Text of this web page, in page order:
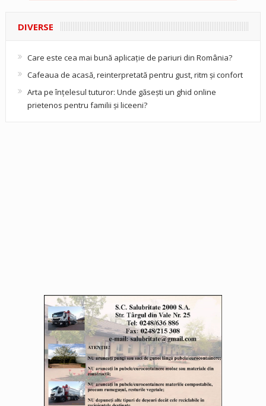
DIVERSE
Care este cea mai bună aplicație de pariuri din România?
Cafeaua de acasă, reinterpretată pentru gust, ritm și confort
Arta pe înțelesul tuturor: Unde găsești un ghid online
prietenos pentru familii și liceeni?